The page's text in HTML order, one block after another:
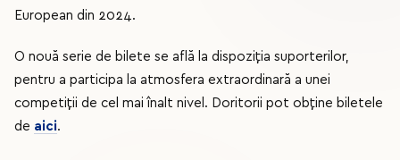
European din 2024.
O nouă serie de bilete se află la dispoziția suporterilor,
pentru a participa la atmosfera extraordinară a unei
competiții de cel mai înalt nivel. Doritorii pot obține biletele
de aici.